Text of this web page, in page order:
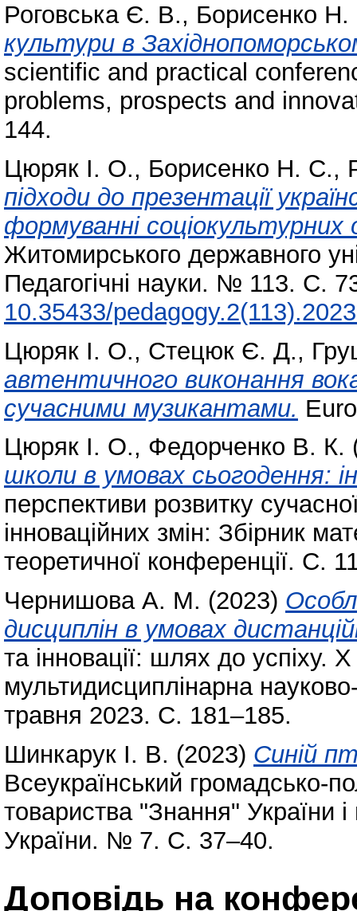
Роговська Є. В., Борисенко
культури в
scientific and practical
problems, prospects and
144.
Цюряк І. О., Борисенко Н. С.,
підходи до презентації
формуванні соціокультурних
Житомирського державного
Педагогічні науки. № 113. С.
10.35433/
Цюряк І. О., Стецюк Є. Д.,
автентичного виконання
сучасними музикантами.
Цюряк І. О., Федорченко В. К.
школи в умовах сьогодення:
перспективи розвитку
інноваційних змін: Збірник
теоретичної конференції. С.
Чернишова А. М. (2023)
дисциплін в умовах
та інновації: шлях до успіху.
мультидисциплінарна
травня 2023. С. 181–185.
Шинкарук І. В. (2023) Синій
Всеукраїнський громадсько-
товариства "Знання" України і
України. № 7. С. 37–40.
Доповідь на